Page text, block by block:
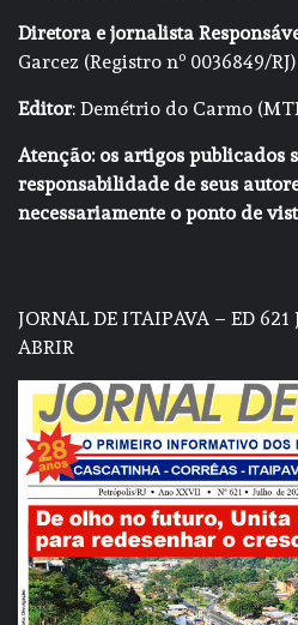
Diretora e jornalista
Garcez (Registro nº 0036849/RJ)
Editor: Demétrio do Carmo
Atenção: os artigos publicados
responsabilidade de seus
necessariamente o ponto de
JORNAL DE ITAIPAVA – ED 621
ABRIR